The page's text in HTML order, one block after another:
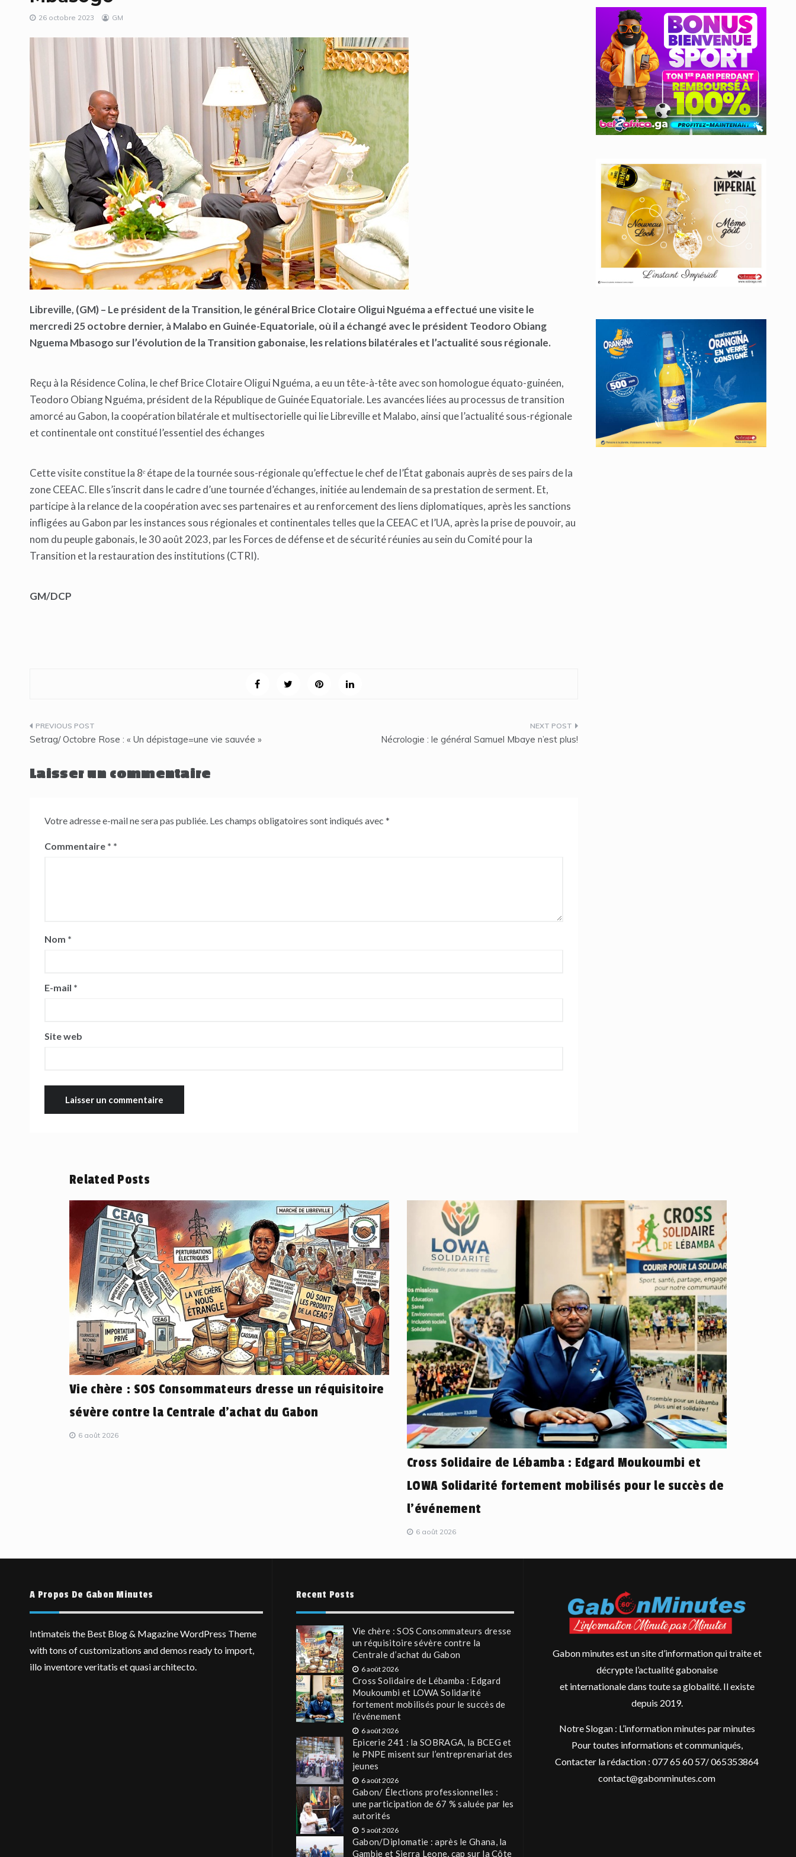
26 octobre 2023 GM
Libreville, (GM)– Le président de la Transition, le général Brice Clotaire Oligui Nguéma a effectué une visite le
mercredi 25 octobre dernier, à Malabo en Guinée-Equatoriale, où il a échangé avec le président Teodoro Obiang
Nguema Mbasogo sur l’évolution de la Transition gabonaise, les relations bilatérales et l’actualité sous régionale.
Reçu à la Résidence Colina, le chef Brice Clotaire Oligui Nguéma, a eu un tête-à-tête avec son homologue équato-guinéen,
Teodoro Obiang Nguéma, président de la République de Guinée Equatoriale. Les avancées liées au processus de transition
amorcé au Gabon, la coopération bilatérale et multisectorielle qui lie Libreville et Malabo, ainsi que l’actualité sous-régionale
et continentale ont constitué l’essentiel des échanges
Cette visite constitue la 8ᵉ étape de la tournée sous-régionale qu’effectue le chef de l’État gabonais auprès de ses pairs de la
zone CEEAC. Elle s’inscrit dans le cadre d’une tournée d’échanges, initiée au lendemain de sa prestation de serment. Et,
participe à la relance de la coopération avec ses partenaires et au renforcement des liens diplomatiques, après les sanctions
infligées au Gabon par les instances sous régionales et continentales telles que la CEEAC et l’UA, après la prise de pouvoir, au
nom du peuple gabonais, le 30 août 2023, par les Forces de défense et de sécurité réunies au sein du Comité pour la
Transition et la restauration des institutions (CTRI).
GM/DCP
Navigation
l’article
Setrag/ Octobre Rose : « Un dépistage=une vie sauvée » Nécrologie : le général Samuel Mbaye n’est plus!
Laisser un commentaire
Votre adresse e-mail ne sera pas publiée. Les champs obligatoires sont indiqués avec *
Commentaire *
Nom *
E-mail *
Site web
Related Posts
Vie chère : SOS Consommateurs dresse un réquisitoire
sévère contre la Centrale d’achat du Gabon
6 août 2026
Cross Solidaire de Lébamba : Edgard Moukoumbi et
LOWA Solidarité fortement mobilisés pour le succès de
l’événement
6 août 2026
A Propos De Gabon Minutes
Intimateis the Best Blog & Magazine WordPress Theme
with tons of customizations and demos ready to import,
illo inventore veritatis et quasi architecto.
Recent Posts
Vie chère : SOS Consommateurs dresse
un réquisitoire sévère contre la
Centrale d’achat du Gabon
6 août 2026
Cross Solidaire de Lébamba : Edgard
Moukoumbi et LOWA Solidarité
fortement mobilisés pour le succès de
l’événement
6 août 2026
Epicerie 241 : la SOBRAGA, la BCEG et
le PNPE misent sur l’entreprenariat des
jeunes
6 août 2026
Gabon/ Élections professionnelles :
une participation de 67 % saluée par les
autorités
5 août 2026
Gabon/Diplomatie : après le Ghana, la
Gambie et Sierra Leone, cap sur la Côte
Gabon minutes est un site d’information qui traite et
décrypte l’actualité gabonaise
et internationale dans toute sa globalité. Il existe
depuis 2019.
Notre Slogan : L’information minutes par minutes
Pour toutes informations et communiqués,
Contacter la rédaction : 077 65 60 57/ 065353864
contact@gabonminutes.com